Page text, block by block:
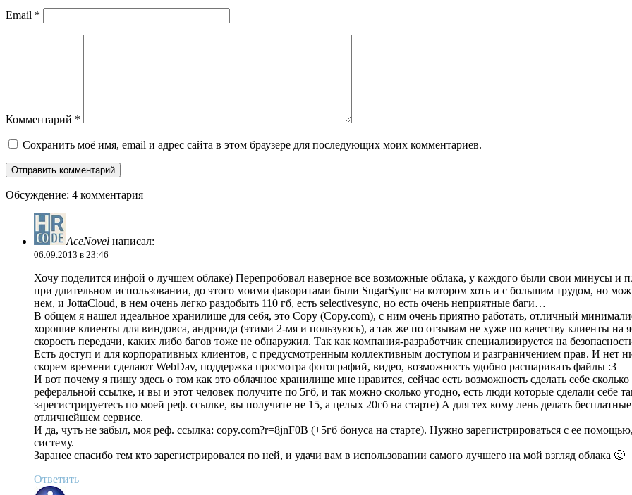
Email *
Комментарий *
Сохранить моё имя, email и адрес сайта в этом браузере для последующих моих комментариев.
Обсуждение: 4 комментария
AceNovel написал:
06.09.2013 в 23:46
Хочу поделится инфой о лучшем облаке) Перепробовал наверное все возможные облака, у каждого были свои минусы и
при длительном использовании, до этого моими фаворитами были SugarSync на котором хоть и с большим трудом, но
нем, и JottaCloud, в нем очень легко раздобыть 110 гб, есть selectivesync, но есть очень неприятные баги…
В общем я нашел идеальное хранилище для себя, это Copy (Copy.com), с ним очень приятно работать, отличный
хорошие клиенты для виндовса, андроида (этими 2-мя и пользуюсь), а так же по отзывам не хуже по качеству клиенты на
скорость передачи, каких либо багов тоже не обнаружил. Так как компания-разработчик специализируется на
Есть доступ и для корпоративных клиентов, с предусмотренным коллективным доступом и разграничением прав. И нет
скорем времени сделают WebDav, поддержка просмотра фотографий, видео, возможность удобно расшаривать файлы :3
И вот почему я пишу здесь о том как это облачное хранилище мне нравится, сейчас есть возможность сделать себе
реферальной ссылке, и вы и этот человек получите по 5гб, и так можно сколько угодно, есть люди которые сделали себе
зарегистрируетесь по моей реф. ссылке, вы получите не 15, а целых 20гб на старте) А для тех кому лень делать
отличнейшем сервисе.
И да, чуть не забыл, моя реф. ссылка: copy.com?r=8jnF0B (+5гб бонуса на старте). Нужно зарегистрироваться с ее
систему.
Заранее спасибо тем кто зарегистрировался по ней, и удачи вам в использовании самого лучшего на мой взгляд облака 🙂
Ответить